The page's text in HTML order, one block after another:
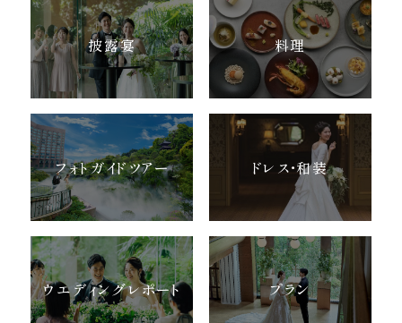
披露宴 料理
フォトガイドツアー ドレス・和装
ウエディングレポート プラン